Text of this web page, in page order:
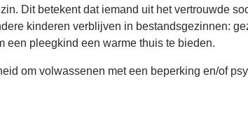
Dit betekent dat iemand uit het vertrouwde
kinderen verblijven in bestandsgezinnen:
pleegkind een warme thuis te bieden.
om volwassenen met een beperking en/of